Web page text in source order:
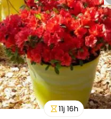
11j 16h